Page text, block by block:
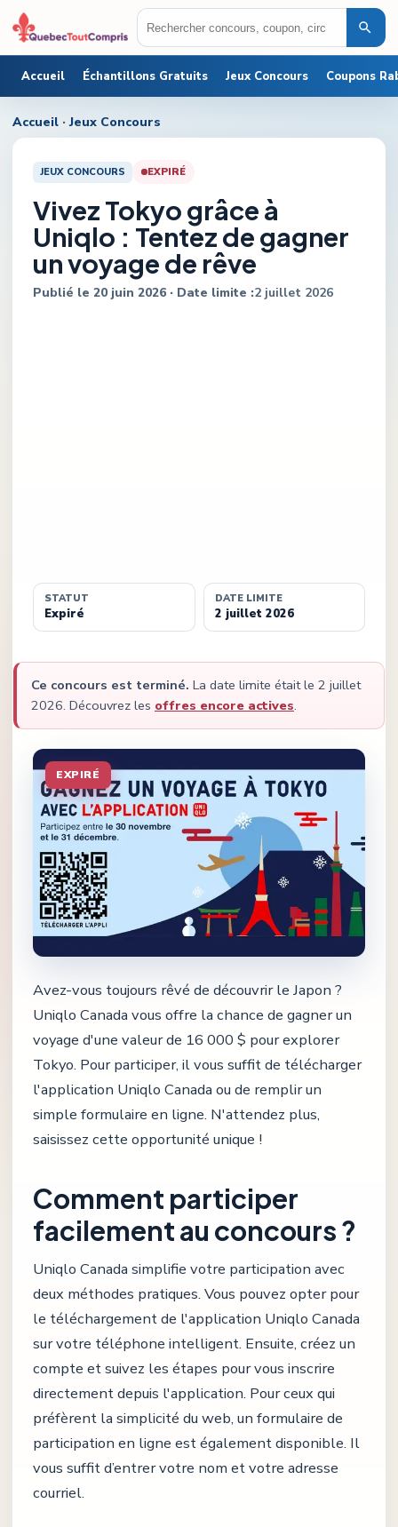
Accueil Échantillons Gratuits Jeux Concours Coupons
Accueil · Jeux Concours
JEUX CONCOURS EXPIRÉ
Vivez Tokyo grâce à
Uniqlo : Tentez de gagner
un voyage de rêve
Publié le 20 juin 2026 · Date limite :2 juillet 2026
STATUT
Expiré
DATE LIMITE
2 juillet 2026
Ce concours est terminé. La date limite était le 2 juillet
2026. Découvrez les offres encore actives.
EXPIRÉ
Avez-vous toujours rêvé de découvrir le Japon ?
Uniqlo Canada vous offre la chance de gagner un
voyage d'une valeur de 16 000 $ pour explorer
Tokyo. Pour participer, il vous suffit de télécharger
l'application Uniqlo Canada ou de remplir un
simple formulaire en ligne. N'attendez plus,
saisissez cette opportunité unique !
Comment participer
facilement au concours ?
Uniqlo Canada simplifie votre participation avec
deux méthodes pratiques. Vous pouvez opter pour
le téléchargement de l'application Uniqlo Canada
sur votre téléphone intelligent. Ensuite, créez un
compte et suivez les étapes pour vous inscrire
directement depuis l'application. Pour ceux qui
préfèrent la simplicité du web, un formulaire de
participation en ligne est également disponible. Il
vous suffit d’entrer votre nom et votre adresse
courriel.